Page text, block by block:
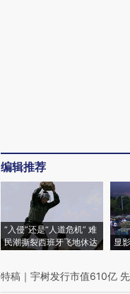
编辑推荐
“入侵”还是“人道危机” 难
民潮撕裂西班牙飞地休达
显
特稿 ｜ 宇树发行市值610亿